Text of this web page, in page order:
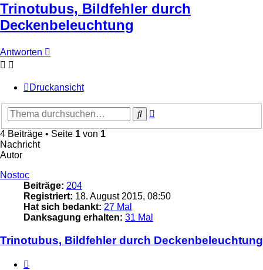
Trinotubus, Bildfehler durch
Deckenbeleuchtung
Antworten
Druckansicht
Suche
4 Beiträge • Seite 1 von 1
Nachricht
Autor
Nostoc
Beiträge: 204
Registriert: 18. August 2015, 08:50
Hat sich bedankt: 27 Mal
Danksagung erhalten: 31 Mal
Trinotubus, Bildfehler durch Deckenbeleuchtung